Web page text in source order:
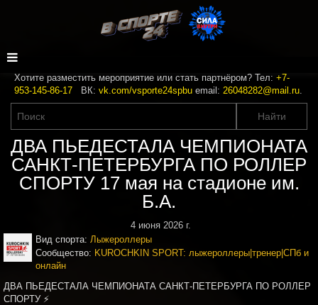
Хотите разместить мероприятие или стать партнёром? Тел: +7-
953-145-86-17 ВК: vk.com/vsporte24spbu email: 26048282@mail.ru.
ДВА ПЬЕДЕСТАЛА ЧЕМПИОНАТА
САНКТ-ПЕТЕРБУРГА ПО РОЛЛЕР
СПОРТУ 17 мая на стадионе им.
Б.А.
4 июня 2026 г.
Вид спорта: Лыжероллеры
Сообщество: KUROCHKIN SPORT: лыжероллеры|тренер|СПб и
онлайн
ДВА ПЬЕДЕСТАЛА ЧЕМПИОНАТА САНКТ-ПЕТЕРБУРГА ПО РОЛЛЕР
СПОРТУ ⚡